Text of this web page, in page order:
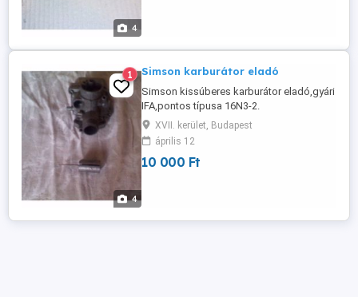
4
4
1 Simson karburátor eladó
Simson kissúberes karburátor eladó,gyári
IFA,pontos típusa 16N3-2.
XVII. kerület, Budapest
április 12
10 000 Ft